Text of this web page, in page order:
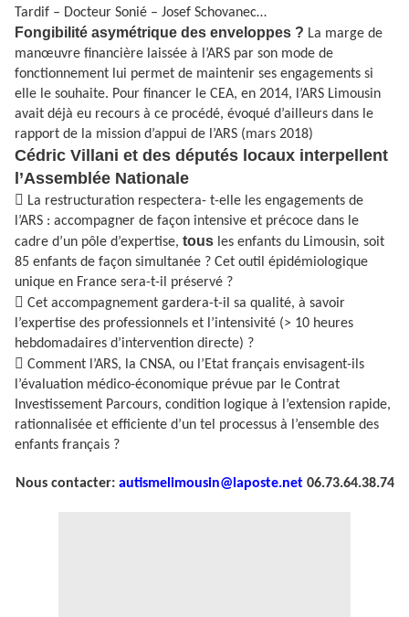
Tardif – Docteur Sonié – Josef Schovanec…
Fongibilité asymétrique des enveloppes ? La marge de
manœuvre financière laissée à l’ARS par son mode de
fonctionnement lui permet de maintenir ses engagements si
elle le souhaite. Pour financer le CEA, en 2014, l’ARS Limousin
avait déjà eu recours à ce procédé, évoqué d’ailleurs dans le
rapport de la mission d’appui de l’ARS (mars 2018)
Cédric Villani et des députés locaux interpellent
l’Assemblée Nationale
 La restructuration respectera- t-elle les engagements de
l’ARS : accompagner de façon intensive et précoce dans le
cadre d’un pôle d’expertise, tous les enfants du Limousin, soit
85 enfants de façon simultanée ? Cet outil épidémiologique
unique en France sera-t-il préservé ?
 Cet accompagnement gardera-t-il sa qualité, à savoir
l’expertise des professionnels et l’intensivité (> 10 heures
hebdomadaires d’intervention directe) ?
 Comment l’ARS, la CNSA, ou l’Etat français envisagent-ils
l’évaluation médico-économique prévue par le Contrat
Investissement Parcours, condition logique à l’extension rapide,
rationnalisée et efficiente d’un tel processus à l’ensemble des
enfants français ?
Nous contacter: autismelimousin@laposte.net 06.73.64.38.74